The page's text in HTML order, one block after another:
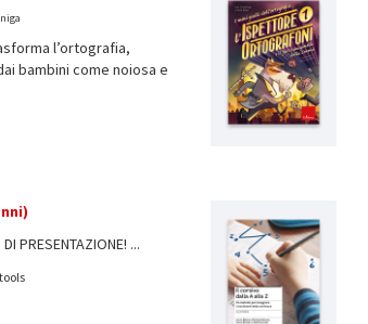
l’ortografia,
bambini come noiosa e
PRESENTAZIONE! ...